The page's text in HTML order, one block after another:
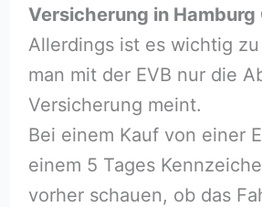
Versicherung in Hamburg
Allerdings ist es wichtig
man mit der EVB nur die
Versicherung meint.
Bei einem Kauf von einer
einem 5 Tages
vorher schauen, ob das